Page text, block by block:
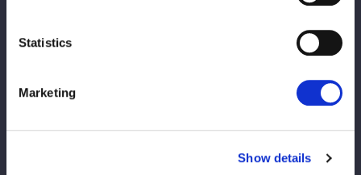
Statistics
Marketing
Show details
【販売開始】通販サイトMySTARDOMにて
スターダム公式グッズが販売開始！